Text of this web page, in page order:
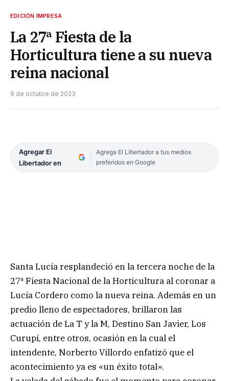
EDICIÓN IMPRESA
La 27ª Fiesta de la
Horticultura tiene a su nueva
reina nacional
9 de octubre de 2023
Agregar El
Libertador en
Agrega El Libertador a tus medios
preferidos en Google
Santa Lucía resplandeció en la tercera noche de la
27ª Fiesta Nacional de la Horticultura al coronar a
Lucía Cordero como la nueva reina. Además en un
predio lleno de espectadores, brillaron las
actuación de La T y la M, Destino San Javier, Los
Curupí, entre otros, ocasión en la cual el
intendente, Norberto Villordo enfatizó que el
acontecimiento ya es «un éxito total».